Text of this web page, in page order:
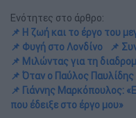
Ενότητες στο άρθρο:
📌 Η ζωή και το έργο του
📌 Φυγή στο Λονδίνο
📌
📌 Μιλώντας για τη
📌 Όταν ο Παύλος
📌 Γιάννης Μαρκόπουλος:
που έδειξε στο έργο μου»